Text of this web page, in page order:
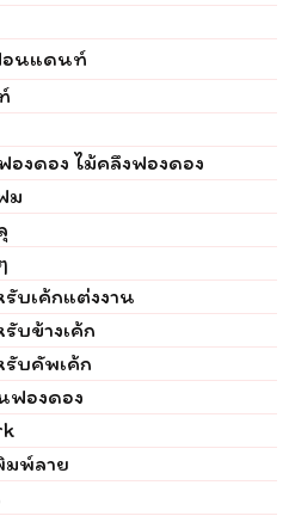
อนแดนท์
องดอง ไม้คลึงฟองดอง
ม
บเค้กแต่งงาน
บข้างเค้ก
บคัพเค้ก
องดอง
พ์ลาย